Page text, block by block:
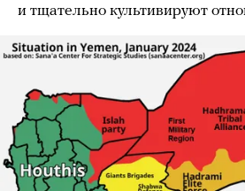
и тщательно культивируют